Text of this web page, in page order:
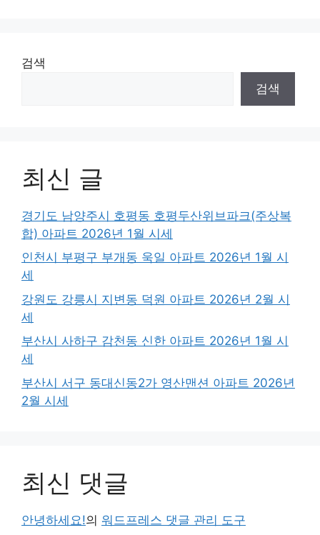
검색
검색
최신 글
경기도 남양주시 호평동 호평두산위브파크(주상복
합) 아파트 2026년 1월 시세
인천시 부평구 부개동 욱일 아파트 2026년 1월 시
세
강원도 강릉시 지변동 덕원 아파트 2026년 2월 시
세
부산시 사하구 감천동 신한 아파트 2026년 1월 시
세
부산시 서구 동대신동2가 영산맨션 아파트 2026년
2월 시세
최신 댓글
안녕하세요!의 워드프레스 댓글 관리 도구